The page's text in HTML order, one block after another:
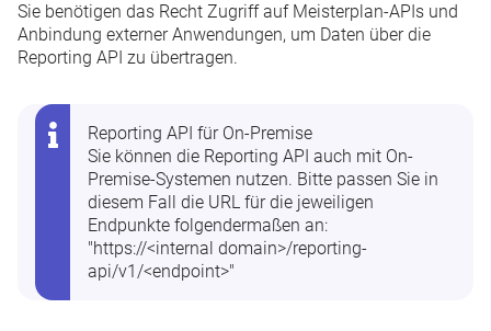
Sie benötigen das Recht Zugriff auf Meisterplan-APIs und
Anbindung externer Anwendungen, um Daten über die
Reporting API zu übertragen.
Reporting API für On-Premise
Sie können die Reporting API auch mit On-
Premise-Systemen nutzen. Bitte passen Sie in
diesem Fall die URL für die jeweiligen
Endpunkte folgendermaßen an:
"https://<internal domain>/reporting-
api/v1/<endpoint>"